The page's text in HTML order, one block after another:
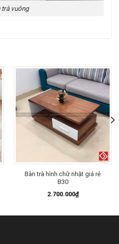
trà vuông
Bàn trà hình chữ nhật giá rẻ
B30
2.700.000₫